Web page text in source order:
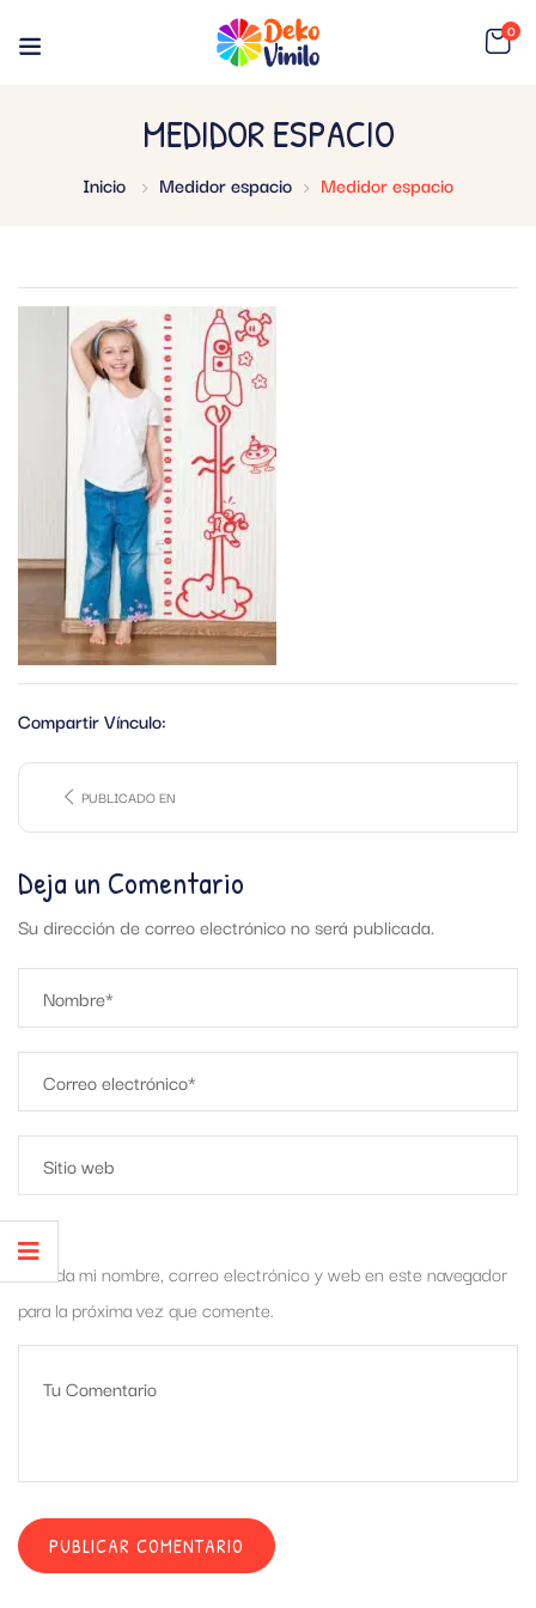
0
MEDIDOR ESPACIO
Inicio Medidor espacio Medidor espacio
Compartir Vínculo:
PUBLICADO EN
Deja un Comentario
Su dirección de correo electrónico no será publicada.
Guarda mi nombre, correo electrónico y web en este navegador
para la próxima vez que comente.